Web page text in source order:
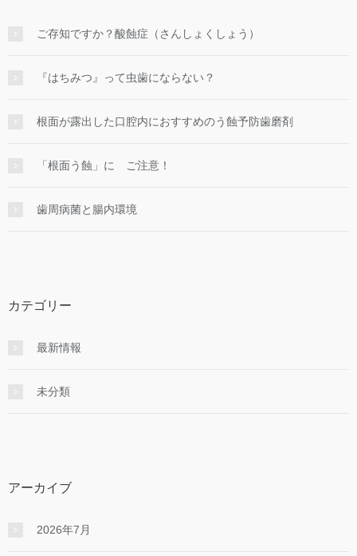
ご存知ですか？酸蝕症（さんしょくしょう）
『はちみつ』って虫歯にならない？
根面が露出した口腔内におすすめのう蝕予防歯磨剤
「根面う蝕」に ご注意！
歯周病菌と腸内環境
カテゴリー
最新情報
未分類
アーカイブ
2026年7月